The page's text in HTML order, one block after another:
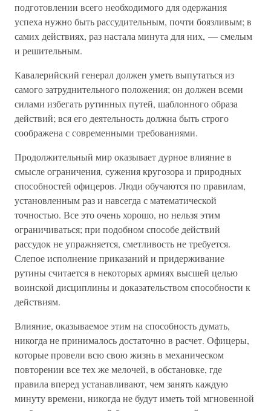
подготовлении всего необходимого для одержания
успеха нужно быть рассудительным, почти боязливым; в
самих действиях, раз настала минута для них, — смелым
и решительным.
Кавалерийский генерал должен уметь выпутаться из
самого затруднительного положения; он должен всеми
силами избегать рутинных путей, шаблонного образа
действий; вся его деятельность должна быть строго
соображена с современными требованиями.
Продолжительный мир оказывает дурное влияние в
смысле ограничения, сужения кругозора и природных
способностей офицеров. Люди обучаются по правилам,
установленным раз и навсегда с математической
точностью. Все это очень хорошо, но нельзя этим
ограничиваться; при подобном способе действий
рассудок не упражняется, сметливость не требуется.
Слепое исполнение приказаний и придерживание
рутины считается в некоторых армиях высшей целью
воинской дисциплины и доказательством способности к
действиям.
Влияние, оказываемое этим на способность думать,
никогда не принималось достаточно в расчет. Офицеры,
которые провели всю свою жизнь в механическом
повторении все тех же мелочей, в обстановке, где
правила вперед устанавливают, чем занять каждую
минуту времени, никогда не будут иметь той мгновенной